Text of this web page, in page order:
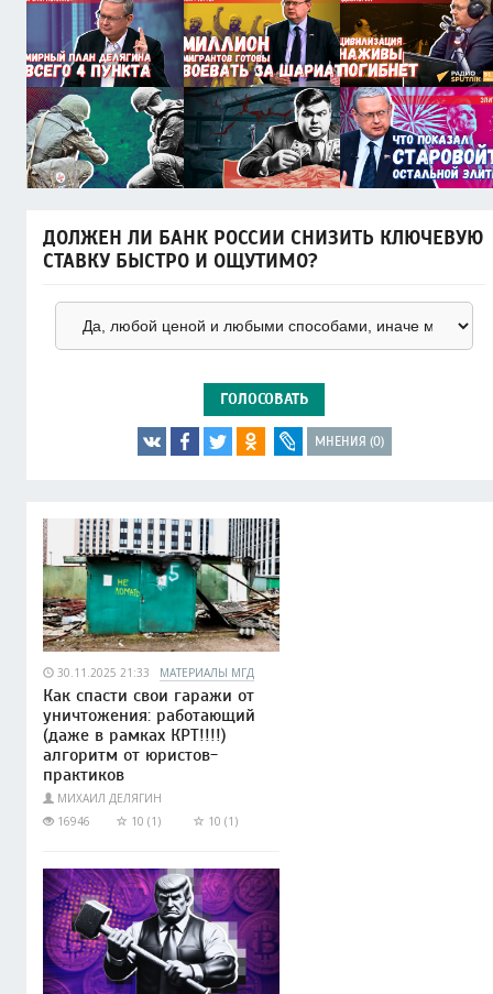
ДОЛЖЕН ЛИ БАНК РОССИИ СНИЗИТЬ КЛЮЧЕВУЮ
СТАВКУ БЫСТРО И ОЩУТИМО?
ГОЛОСОВАТЬ
МНЕНИЯ (0)
30.11.2025 21:33 МАТЕРИАЛЫ МГД
Как спасти свои гаражи от
уничтожения: работающий
(даже в рамках КРТ!!!!)
алгоритм от юристов-
практиков
МИХАИЛ ДЕЛЯГИН
16946
10 (1) 10 (1)